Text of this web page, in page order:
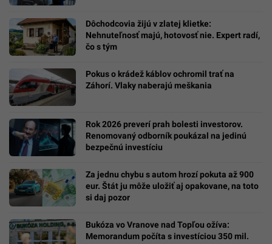
Dôchodcovia žijú v zlatej klietke:
Nehnuteľnosť majú, hotovosť nie. Expert radí,
čo s tým
Pokus o krádež káblov ochromil trať na
Záhorí. Vlaky naberajú meškania
Rok 2026 preverí prah bolesti investorov.
Renomovaný odborník poukázal na jedinú
bezpečnú investíciu
Za jednu chybu s autom hrozí pokuta až 900
eur. Štát ju môže uložiť aj opakovane, na toto
si daj pozor
Bukóza vo Vranove nad Topľou ožíva:
Memorandum počíta s investíciou 350 mil.